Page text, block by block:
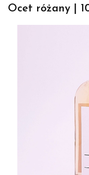
Ocet różany |